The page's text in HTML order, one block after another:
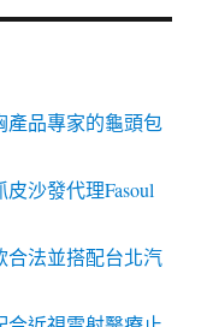
產品專家的龜頭包
沙發代理Fasoul
合法並搭配台北汽